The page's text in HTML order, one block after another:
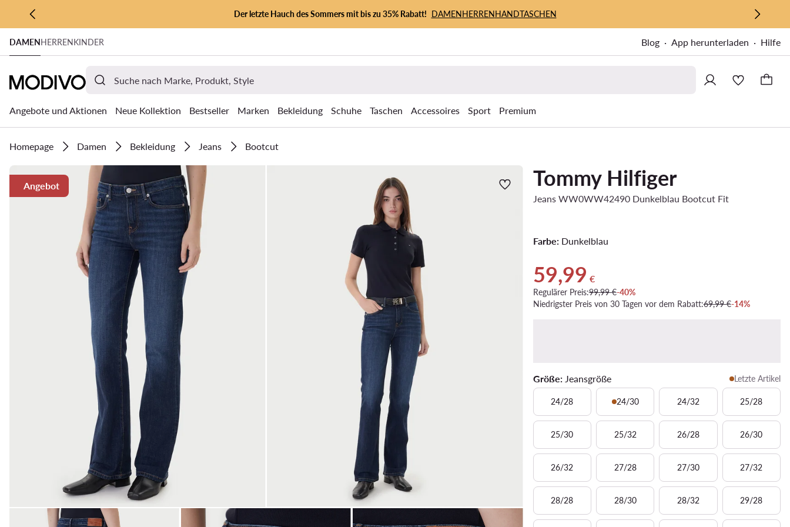
ZUM HAUPTINHALT SPRINGEN
ZUR SUCHE
Der letzte Hauch des Sommers mit bis zu 35% Rabatt! DAMENHERRENHANDTASCHEN
DAMENHERRENKINDER Blog App herunterladen Hilfe
Angebote und Aktionen Neue Kollektion Bestseller Marken Bekleidung Schuhe Taschen Accessoires Sport Premium
Homepage Damen Bekleidung Jeans Bootcut
Angebot Tommy Hilfiger
Jeans WW0WW42490 Dunkelblau Bootcut Fit
Farbe:Dunkelblau
Aktueller Preis 59,99 €
59,99 €
Regulärer Preis:99,99 €-40%
Niedrigster Preis von 30 Tagen vor dem Rabatt:69,99 €-14%
Größe: Jeansgröße Letzte Artikel
24/28 24/30 24/32 25/28
25/30 25/32 26/28 26/30
26/32 27/28 27/30 27/32
28/28 28/30 28/32 29/28